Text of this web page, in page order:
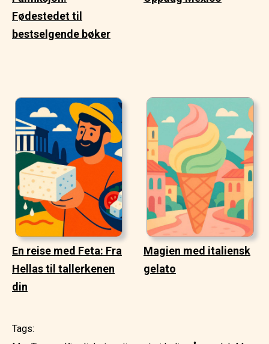
Fødestedet til
bestselgende bøker
En reise med Feta: Fra
Hellas til tallerkenen
din
Magien med italiensk
gelato
Tags: